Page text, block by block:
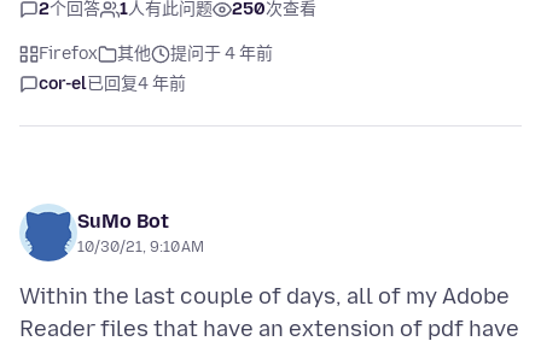
2个回答 1人有此问题 250次查看
Firefox 其他
提问于 4 年前
cor-el已回复4 年前
SuMo Bot
10/30/21, 9:10 AM
Within the last couple of days, all of my Adobe
Reader files that have an extension of pdf have